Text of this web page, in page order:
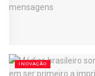
INOVAÇÃO